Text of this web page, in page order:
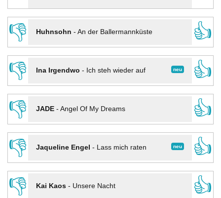
👎
Huhnsohn - An der Ballermannküste
👍
👎
neu
Ina Irgendwo - Ich steh wieder auf
👍
👎
JADE- Angel Of My Dreams
👍
👎
neu
Jaqueline Engel - Lass mich raten
👍
👎
Kai Kaos- Unsere Nacht
👍